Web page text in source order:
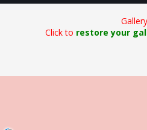
Click to restore your